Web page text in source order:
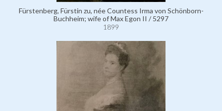
Fürstenberg, Fürstin zu, née Countess Irma von Schönborn-
Buchheim; wife of Max Egon II / 5297
1899